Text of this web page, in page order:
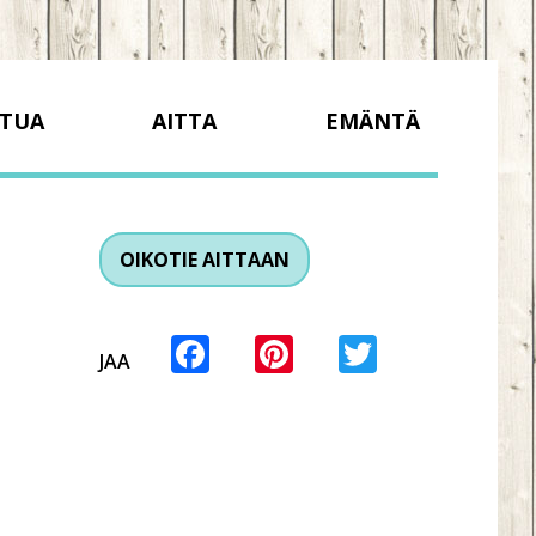
AITTA EMÄNTÄ
OIKOTIE AITTAAN
JAA Facebook
PinterestTwitter